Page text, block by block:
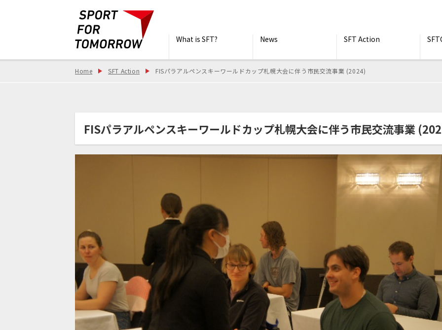
What is SFT? News SFT Action
Home SFT Action FISパラアルペンスキーワールドカップ札幌大会に伴う市民交流事業 (2024)
FISパラアルペンスキーワールドカップ札幌大会に伴う市民交流事業